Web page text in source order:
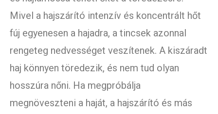
Mivel a hajszárító intenzív és koncentrált hőt
fúj egyenesen a hajadra, a tincsek azonnal
rengeteg nedvességet veszítenek. A kiszáradt
haj könnyen töredezik, és nem tud olyan
hosszúra nőni. Ha megpróbálja
megnöveszteni a haját, a hajszárító és más